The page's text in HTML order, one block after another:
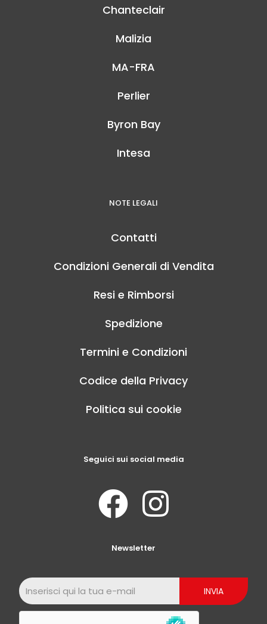
Chanteclair
Malizia
MA-FRA
Perlier
Byron Bay
Intesa
NOTE LEGALI
Contatti
Condizioni Generali di Vendita
Resi e Rimborsi
Spedizione
Termini e Condizioni
Codice della Privacy
Politica sui cookie
Seguici sui social media
Newsletter